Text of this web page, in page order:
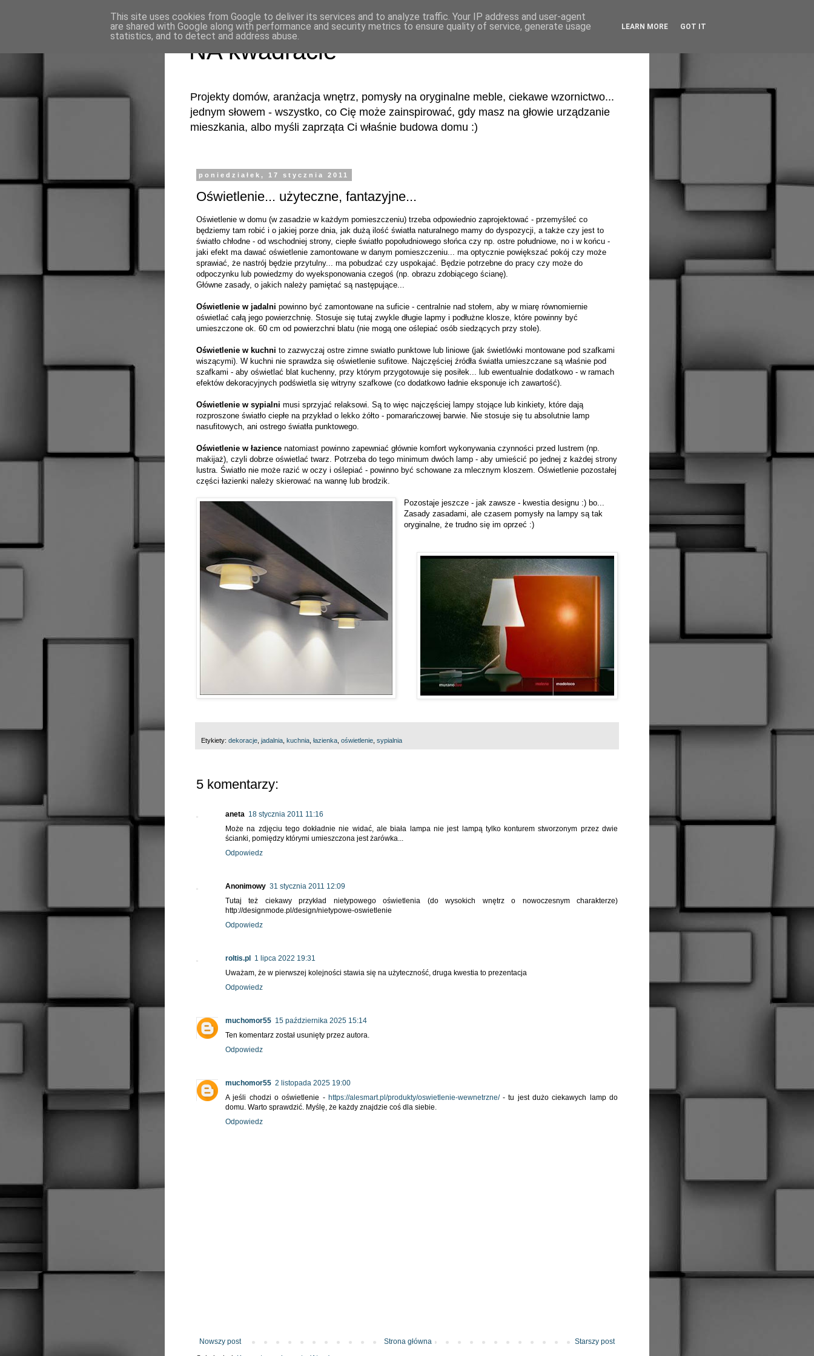
NA kwadracie
Projekty domów, aranżacja wnętrz, pomysły na oryginalne meble, ciekawe wzornictwo...
jednym słowem - wszystko, co Cię może zainspirować, gdy masz na głowie urządzanie
mieszkania, albo myśli zaprząta Ci właśnie budowa domu :)
poniedziałek, 17 stycznia 2011
Oświetlenie... użyteczne, fantazyjne...
Oświetlenie w domu (w zasadzie w każdym pomieszczeniu) trzeba odpowiednio zaprojektować - przemyśleć co
będziemy tam robić i o jakiej porze dnia, jak dużą ilość światła naturalnego mamy do dyspozycji, a także czy jest to
światło chłodne - od wschodniej strony, ciepłe światło popołudniowego słońca czy np. ostre południowe, no i w końcu -
jaki efekt ma dawać oświetlenie zamontowane w danym pomieszczeniu... ma optycznie powiększać pokój czy może
sprawiać, że nastrój będzie przytulny... ma pobudzać czy uspokajać. Będzie potrzebne do pracy czy może do
odpoczynku lub powiedzmy do wyeksponowania czegoś (np. obrazu zdobiącego ścianę).
Główne zasady, o jakich należy pamiętać są następujące...
Oświetlenie w jadalni powinno być zamontowane na suficie - centralnie nad stołem, aby w miarę równomiernie
oświetlać całą jego powierzchnię. Stosuje się tutaj zwykle długie lapmy i podłużne klosze, które powinny być
umieszczone ok. 60 cm od powierzchni blatu (nie mogą one oślepiać osób siedzących przy stole).
Oświetlenie w kuchni to zazwyczaj ostre zimne swiatło punktowe lub liniowe (jak świetlówki montowane pod szafkami
wiszącymi). W kuchni nie sprawdza się oświetlenie sufitowe. Najczęściej źródła światła umieszczane są właśnie pod
szafkami - aby oświetlać blat kuchenny, przy którym przygotowuje się posiłek... lub ewentualnie dodatkowo - w ramach
efektów dekoracyjnych podświetla się witryny szafkowe (co dodatkowo ładnie eksponuje ich zawartość).
Oświetlenie w sypialni musi sprzyjać relaksowi. Są to więc najczęściej lampy stojące lub kinkiety, które dają
rozproszone światło ciepłe na przykład o lekko żółto - pomarańczowej barwie. Nie stosuje się tu absolutnie lamp
nasufitowych, ani ostrego światła punktowego.
Oświetlenie w łazience natomiast powinno zapewniać głównie komfort wykonywania czynności przed lustrem (np.
makijaż), czyli dobrze oświetlać twarz. Potrzeba do tego minimum dwóch lamp - aby umieścić po jednej z każdej strony
lustra. Światło nie może razić w oczy i oślepiać - powinno być schowane za mlecznym kloszem. Oświetlenie pozostałej
części łazienki należy skierować na wannę lub brodzik.
Pozostaje jeszcze - jak zawsze - kwestia designu :) bo...
Zasady zasadami, ale czasem pomysły na lampy są tak
oryginalne, że trudno się im oprzeć :)
Etykiety: dekoracje jadalnia kuchnia łazienka oświetlenie sypialnia
5 komentarzy:
aneta 18 stycznia 2011 11:16
Może na zdjęciu tego dokładnie nie widać, ale biała lampa nie jest lampą tylko konturem stworzonym przez dwie
ścianki, pomiędzy którymi umieszczona jest żarówka...
Odpowiedz
Anonimowy 31 stycznia 2011 12:09
Tutaj też ciekawy przykład nietypowego oświetlenia (do wysokich wnętrz o nowoczesnym charakterze)
http://designmode.pl/design/nietypowe-oswietlenie
Odpowiedz
roltis.pl 1 lipca 2022 19:31
Uważam, że w pierwszej kolejności stawia się na użyteczność, druga kwestia to prezentacja
Odpowiedz
muchomor55 15 października 2025 15:14
Ten komentarz został usunięty przez autora.
Odpowiedz
muchomor55 2 listopada 2025 19:00
A jeśli chodzi o oświetlenie - https://alesmart.pl/produkty/oswietlenie-wewnetrzne/- tu jest dużo ciekawych lamp do
domu. Warto sprawdzić. Myślę, że każdy znajdzie coś dla siebie.
Odpowiedz
Nowszy post Starszy post
Strona główna
This site uses cookies from Google to deliver its services and to analyze traffic. Your IP address and user-agent
are shared with Google along with performance and security metrics to ensure quality of service, generate usage
statistics, and to detect and address abuse.
LEARN MORE GOT IT